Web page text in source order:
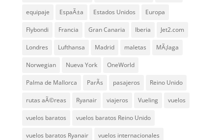
equipaje EspaÃ±a Estados Unidos Europa
Flybondi Francia Gran Canaria Iberia Jet2.com
Londres Lufthansa Madrid maletas MÃ¡laga
Norwegian Nueva York OneWorld
Palma de Mallorca ParÃ­s pasajeros Reino Unido
rutas aÃ©reas Ryanair viajeros Vueling vuelos
vuelos baratos vuelos baratos Reino Unido
vuelos baratos Ryanair vuelos internacionales